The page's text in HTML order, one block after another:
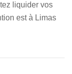
liquider vos
est à Limas